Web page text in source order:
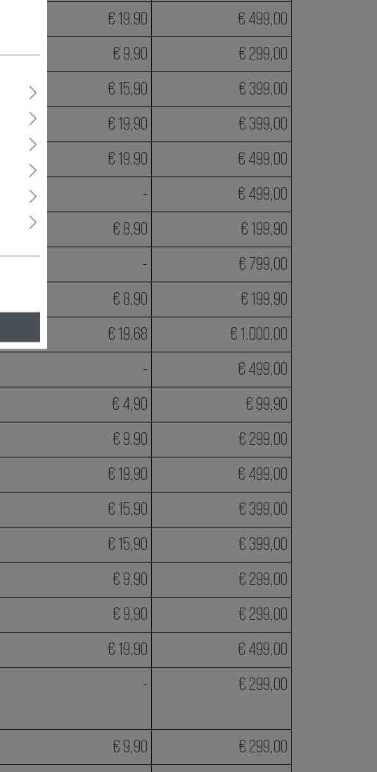
€ 19,90
€ 499,00
€ 9,90
€ 299,00
€ 15,90
€ 399,00
€ 19,90
€ 399,00
€ 19,90
€ 499,00
-
€ 499,00
€ 8,90
€ 199,90
-
€ 799,00
€ 8,90
€ 199,90
€ 19,68
€ 1.000,00
-
€ 499,00
€ 4,90
€ 99,90
€ 9,90
€ 299,00
€ 19,90
€ 499,00
€ 15,90
€ 399,00
€ 15,90
€ 399,00
€ 9,90
€ 299,00
€ 9,90
€ 299,00
€ 19,90
€ 499,00
- € 299,00
€ 9,90
€ 299,00